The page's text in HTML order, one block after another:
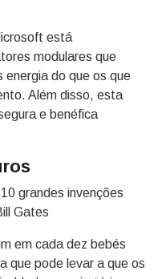
está
modulares que
energia do que os que
Além disso, esta
e benéfica
em cada dez bebés
que pode levar a que os